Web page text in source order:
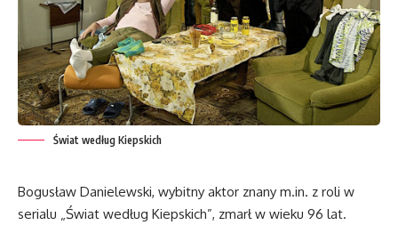
Świat według Kiepskich
Bogusław Danielewski, wybitny aktor znany m.in. z roli w
serialu „Świat według Kiepskich”, zmarł w wieku 96 lat.